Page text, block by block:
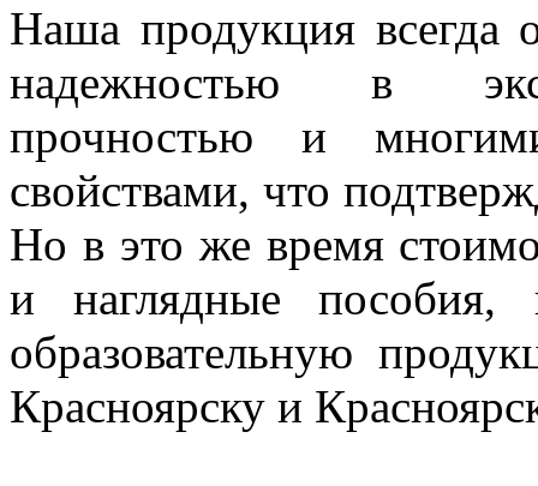
Наша продукция всегда
надежностью в
прочностью и
свойствами, что
Но в это же время
и наглядные
образовательную
Красноярску и